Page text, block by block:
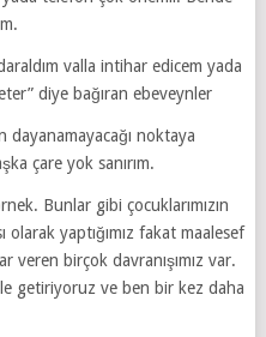
valla intihar edicem yada
diye bağıran ebeveynler
dayanamayacağı noktaya
çare yok sanırım.
Bunlar gibi çocuklarımızın
olarak yaptığımız fakat maalesef
veren birçok davranışımız var.
getiriyoruz ve ben bir kez daha